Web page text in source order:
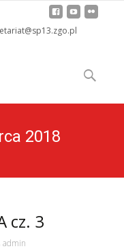
to
content
Szukaj:
2018
cz. 3
admin